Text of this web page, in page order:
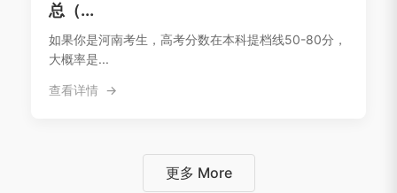
总（...
如果你是河南考生，高考分数在本科提档线50-80分，
大概率是...
查看详情
更多 More